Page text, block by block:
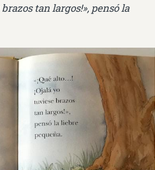
brazos tan largos!», pensó la